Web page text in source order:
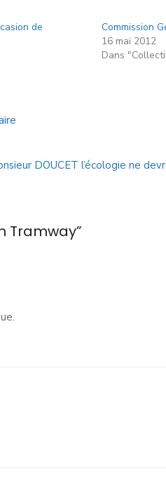
de
Commission
16 mai 2012
Dans
DOUCET l’écologie ne
Tramway”